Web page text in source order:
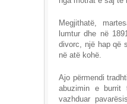
Megjithatë,
lumtur dhe në
divorc, një hap që
në atë kohë.
Ajo përmendi
abuzimin e
vazhduar